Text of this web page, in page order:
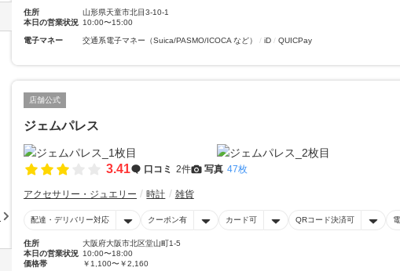
住所
山形県天童市北目3-10-1
本日の営業状況 10:00〜15:00
電子マネー 交通系電子マネー（Suica/PASMO/ICOCA など） iD QUICPay
店舗公式
ジェムパレス
3.41 口コミ 2件 写真 47枚
アクセサリー・ジュエリー 時計 雑貨
配達・デリバリー対応 クーポン有 カード可 QRコード決済可
住所
大阪府大阪市北区堂山町1-5
本日の営業状況 10:00〜18:00
価格帯
￥1,100〜￥2,160